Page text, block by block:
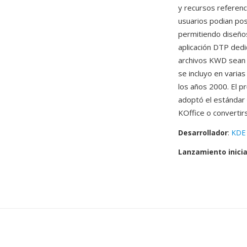
y recursos
usuarios podian
permitiendo
aplicación DTP
archivos KWD
se incluyo en
los años 2000. El
adoptó el estándar
KOffice o
Desarrollador: KDE
Lanzamiento